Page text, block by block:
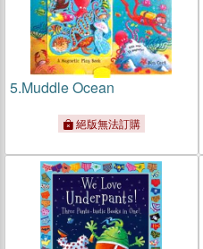
5.Muddle Ocean
絕版無法訂購